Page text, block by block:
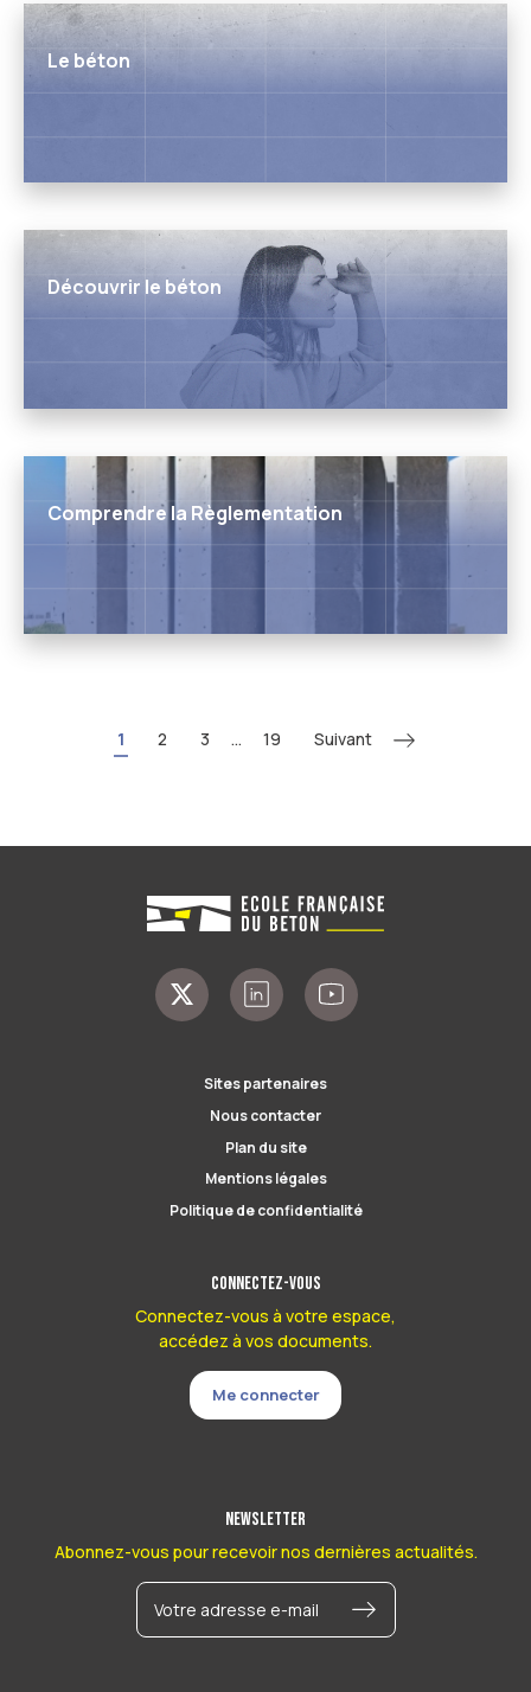
Le béton
Découvrir le béton
Comprendre la Règlementation
1 2 3 ... 19 Suivant
Sites partenaires
Nous contacter
Plan du site
Mentions légales
Politique de confidentialité
Connectez-vous
Connectez-vous à votre espace,
accédez à vos documents.
Me connecter
Newsletter
Abonnez-vous pour recevoir nos dernières actualités.